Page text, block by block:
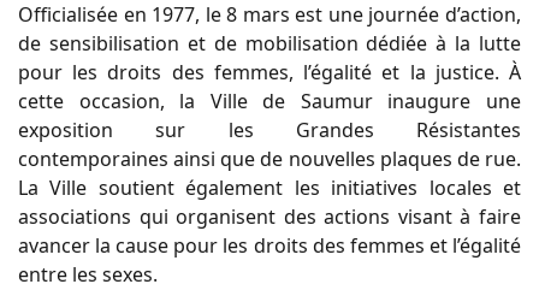
Officialisée en 1977, le 8 mars est une journée d’action,
de sensibilisation et de mobilisation dédiée à la lutte
pour les droits des femmes, l’égalité et la justice. À
cette occasion, la Ville de Saumur inaugure une
exposition sur les Grandes Résistantes
contemporaines ainsi que de nouvelles plaques de rue.
La Ville soutient également les initiatives locales et
associations qui organisent des actions visant à faire
avancer la cause pour les droits des femmes et l’égalité
entre les sexes.